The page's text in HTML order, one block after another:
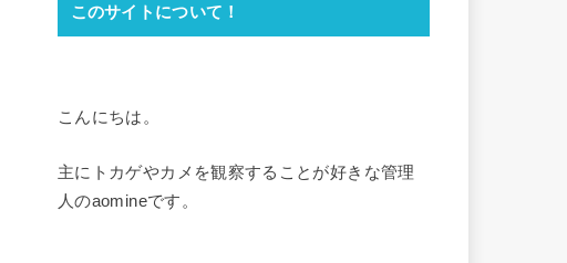
このサイトについて！
こんにちは。
主にトカゲやカメを観察することが好きな管理
人のaomineです。